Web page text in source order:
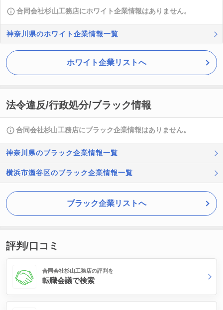
合同会社杉山工務店にホワイト企業情報はありません。
神奈川県のホワイト企業情報一覧
ホワイト企業リストへ
法令違反/行政処分/ブラック情報
合同会社杉山工務店にブラック企業情報はありません。
神奈川県のブラック企業情報一覧
横浜市瀬谷区のブラック企業情報一覧
ブラック企業リストへ
評判/口コミ
合同会社杉山工務店の評判を
転職会議で検索